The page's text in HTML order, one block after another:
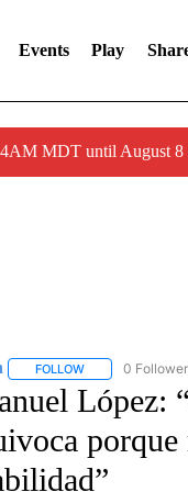
Events Play
MDT until August
FOLLOWFOLLOW "CNN-
0
López: